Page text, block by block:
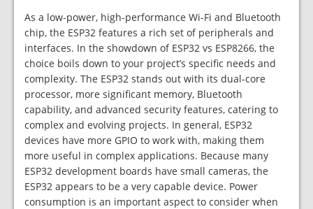
As a low-power, high-performance Wi-Fi and Bluetooth
chip, the ESP32 features a rich set of peripherals and
interfaces. In the showdown of ESP32 vs ESP8266, the
choice boils down to your project’s specific needs and
complexity. The ESP32 stands out with its dual-core
processor, more significant memory, Bluetooth
capability, and advanced security features, catering to
complex and evolving projects. In general, ESP32
devices have more GPIO to work with, making them
more useful in complex applications. Because many
ESP32 development boards have small cameras, the
ESP32 appears to be a very capable device. Power
consumption is an important aspect to consider when